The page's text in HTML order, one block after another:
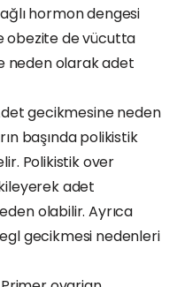
hormon dengesi
obezite de vücutta
neden olarak adet
gecikmesine neden
başında polikistik
Polikistik over
adet
olabilir. Ayrıca
gecikmesi nedenleri